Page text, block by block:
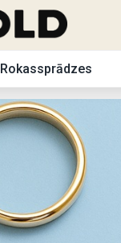
Rokassprādzes